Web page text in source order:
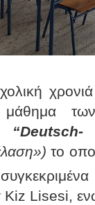
“
το
Kiz Lisesi,